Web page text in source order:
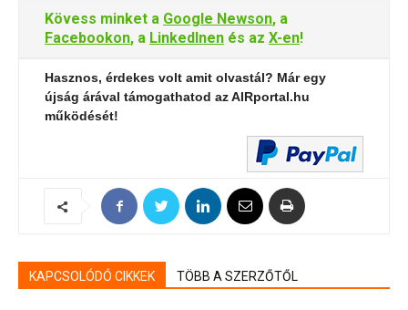
Kövess minket a Google Newson, a
Facebookon, a LinkedInen és az X-en!
Hasznos, érdekes volt amit olvastál? Már egy
újság árával támogathatod az AIRportal.hu
működését!
KAPCSOLÓDÓ CIKKEK TÖBB A SZERZŐTŐL